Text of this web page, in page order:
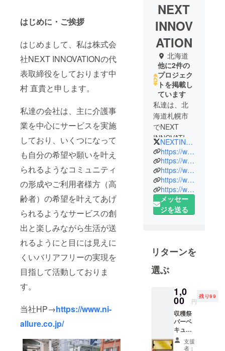
はじめに・ご挨拶
はじめまして、私は株式会
社NEXT INNOVATIONの代
表取締役をしております中
村 直貴と申します。
私達の会社は、主に介護事
業を中心にサービスを実施
しており、いくつになって
も自分の希望や願いを叶え
られるようなコミュニティ
の形成やご利用者様方（高
齢者）の希望を叶えてあげ
られるようなサービスの創
出と楽しみながら生活が送
れるようにと目には見えに
くいバリアフリーの実現を
目指して活動しておりま
す。
当社HP→https://www.ni-
allure.co.jp/
NEXT
INNOV
ATION
北海道
他に2件の
プロジェク
トを掲載し
ています
私達は、北
海道札幌市
でNEXT
INNOVATIO
N Co.,Ltdと
いう会社を
行っており
ます。
事業内容と
しまして
は、主に介
ます。
これまでの
常識を打ち
い価値観を
生み介護事
業者として
株式会社
NEXT
INNOVATIO
NEXTINN0VATI0N
https://www.ni-allure.co.jp/
https://www.facebook.com/pg/dayservice.allure/
https://www.facebook.com/DSallure2/
https://www.facebook.com/naoki.nakamura.
https://www.youtube.com/channel/UC8PvQTuRu7QRBsXH97VzmGg
メッセー
ジを送る
リターンを
選ぶ
1,0
00 円
残り99
収穫祭
バーベ
キュー
パー
ティー
支援
者：